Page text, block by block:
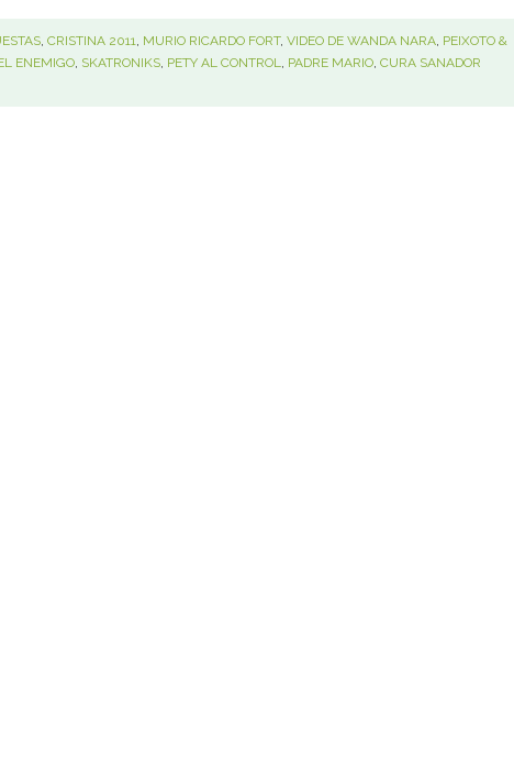
,CRISTINA 2011 MURIO RICARDO FORT,VIDEO DE WANDA NARA PEIXOTO &
ENEMIGO SKATRONIKS PETY AL CONTROL PADRE MARIO CURA SANADOR